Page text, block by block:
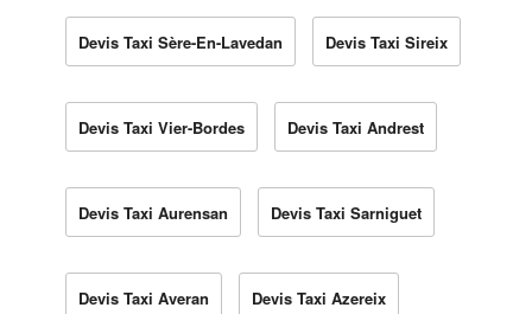
Devis Taxi Sère-En-Lavedan Devis Taxi Sireix
Devis Taxi Vier-Bordes Devis Taxi Andrest
Devis Taxi Aurensan Devis Taxi Sarniguet
Devis Taxi Averan Devis Taxi Azereix